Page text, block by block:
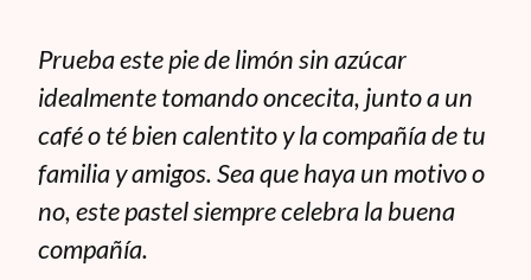
Prueba este pie de limón sin azúcar
idealmente tomando oncecita, junto a un
café o té bien calentito y la compañía de tu
familia y amigos. Sea que haya un motivo o
no, este pastel siempre celebra la buena